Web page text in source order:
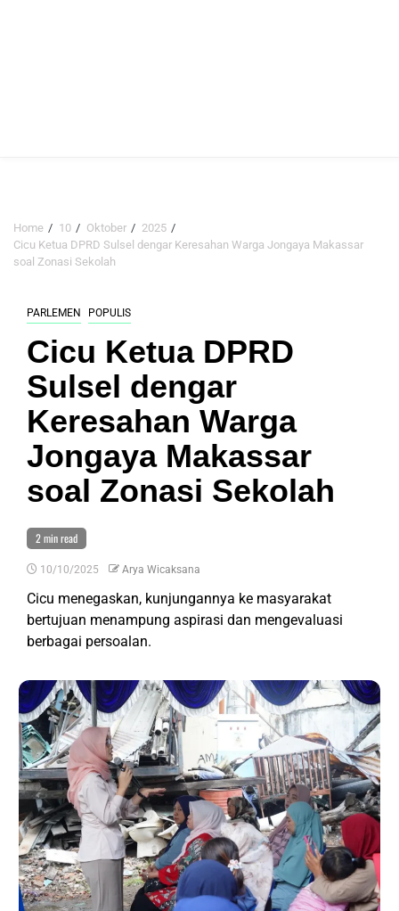
Home 10 Oktober
2025
Cicu Ketua DPRD Sulsel dengar Keresahan Warga Jongaya Makassar
soal Zonasi Sekolah
PARLEMEN POPULIS
Cicu Ketua DPRD
Sulsel dengar
Keresahan Warga
Jongaya Makassar
soal Zonasi Sekolah
2 min read
10/10/2025 Arya Wicaksana
Cicu menegaskan, kunjungannya ke masyarakat
bertujuan menampung aspirasi dan mengevaluasi
berbagai persoalan.